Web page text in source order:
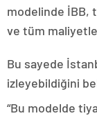
modelinde İBB,
ve tüm
Bu sayede
izleyebildiğini
“Bu modelde